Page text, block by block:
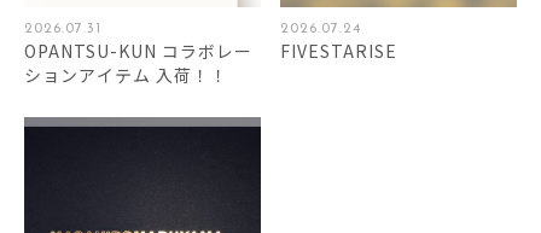
2026.07.31
OPANTSU-KUN コラボレー
ションアイテム 入荷！！
2026.07.24
FIVESTARISE